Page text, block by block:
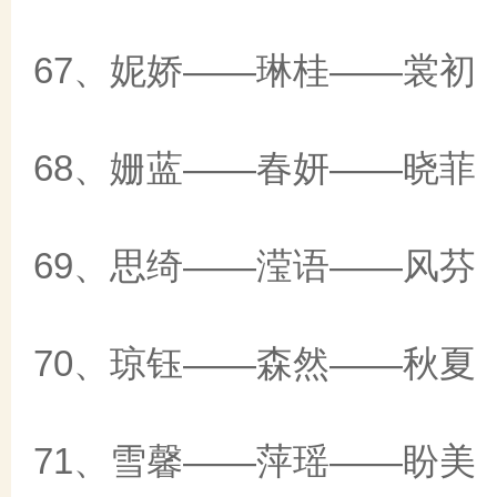
67、妮娇——琳桂——裳初
68、姗蓝——春妍——晓菲
69、思绮——滢语——风芬
70、琼钰——森然——秋夏
71、雪馨——萍瑶——盼美